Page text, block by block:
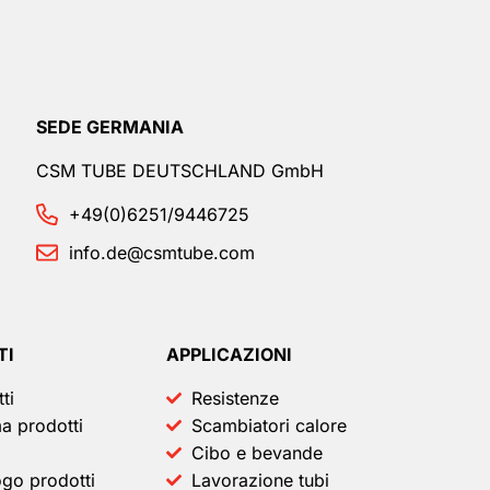
SEDE GERMANIA
CSM TUBE DEUTSCHLAND GmbH
+49(0)6251/9446725
info.de@csmtube.com
prodotti
prodotti
APPLICAZIONI
Resistenze
Scambiatori calore
Cibo e bevande
Lavorazione tubi